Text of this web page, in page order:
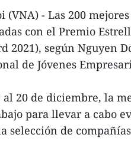
(VNA) - Las 200
con el Premio
2021), según Nguyen
de Jóvenes
al 20 de diciembre, la
para llevar a cabo
selección de